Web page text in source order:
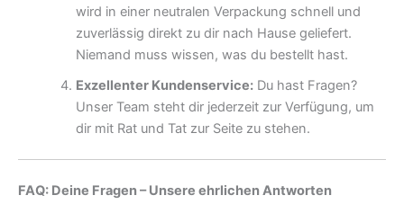
wird in einer neutralen Verpackung schnell und
zuverlässig direkt zu dir nach Hause geliefert.
Niemand muss wissen, was du bestellt hast.
Exzellenter Kundenservice:Du hast Fragen?
Unser Team steht dir jederzeit zur Verfügung, um
dir mit Rat und Tat zur Seite zu stehen.
FAQ: Deine Fragen – Unsere ehrlichen Antworten